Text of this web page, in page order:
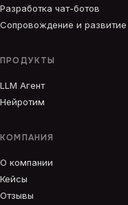
Разработка чат-ботов
Сопровождение и развитие
ПРОДУКТЫ
LLM Агент
Нейротим
КОМПАНИЯ
О компании
Кейсы
Отзывы